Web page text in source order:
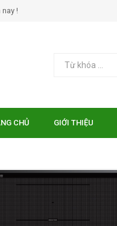
nay !
CHỦ GIỚI THIỆU